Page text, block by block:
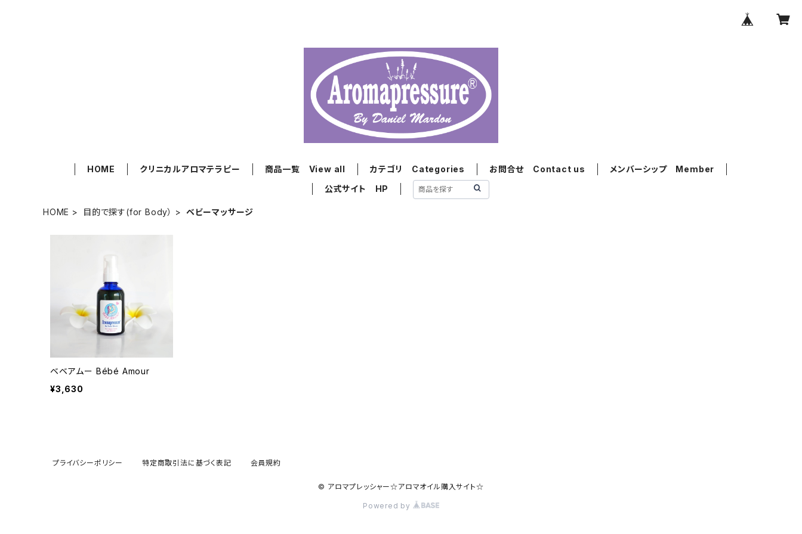
HOME クリニカルアロマテラピー 商品一覧 View all カテゴリ Categories お問合せ Contact us
メンバーシップ Member
公式サイト HP
HOME 目的で探す(for Body） ベビーマッサージ
ベベアムー Bébé Amour
¥3,630
プライバシーポリシー 特定商取引法に基づく表記 会員規約
© アロマプレッシャー☆アロマオイル購入サイト☆
Powered by